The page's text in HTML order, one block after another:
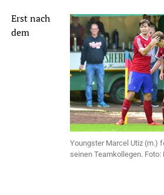
Youngster Marcel Utiz (m.)
seinen Teamkollegen. Foto:
Erst nach
dem